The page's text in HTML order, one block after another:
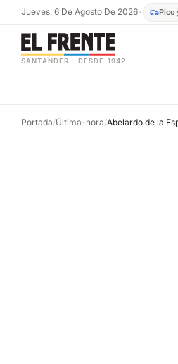
Jueves, 6 De Agosto De 2026• Pico
SANTANDER · DESDE 1942
Portada/Última-hora/